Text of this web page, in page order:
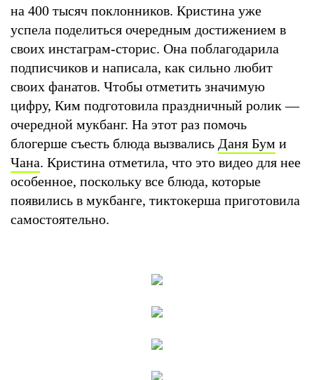
на 400 тысяч поклонников. Кристина уже
успела поделиться очередным достижением в
своих инстаграм-сторис. Она поблагодарила
подписчиков и написала, как сильно любит
своих фанатов. Чтобы отметить значимую
цифру, Ким подготовила праздничный ролик —
очередной мукбанг. На этот раз помочь
блогерше съесть блюда вызвались Даня Бум и
Чана. Кристина отметила, что это видео для нее
особенное, поскольку все блюда, которые
появились в мукбанге, тиктокерша приготовила
самостоятельно.